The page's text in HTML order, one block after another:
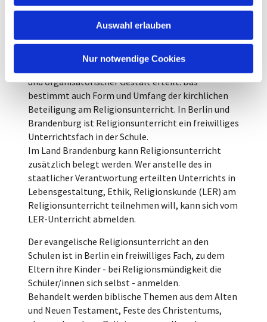
Auswahl erlauben
Nur notwendige Cookies
Verwirklichung von Religionsfreiheit in der Schule
bei. In den verschiedenen Gebieten der
Evangelischen Kirche Berlin-Brandenburg-
schlesische Oberlausitz (EKBO) wird
Religionsunterricht in unterschiedlicher rechtlicher
und organisatorischer Gestalt erteilt. Das
bestimmt auch Form und Umfang der kirchlichen
Beteiligung am Religionsunterricht. In Berlin und
Brandenburg ist Religionsunterricht ein freiwilliges
Unterrichtsfach in der Schule.
Im Land Brandenburg kann Religionsunterricht
zusätzlich belegt werden. Wer anstelle des in
staatlicher Verantwortung erteilten Unterrichts in
Lebensgestaltung, Ethik, Religionskunde (LER) am
Religionsunterricht teilnehmen will, kann sich vom
LER-Unterricht abmelden.
Der evangelische Religionsunterricht an den
Schulen ist in Berlin ein freiwilliges Fach, zu dem
Eltern ihre Kinder - bei Religionsmündigkeit die
Schüler/innen sich selbst - anmelden.
Behandelt werden biblische Themen aus dem Alten
und Neuen Testament, Feste des Christentums,